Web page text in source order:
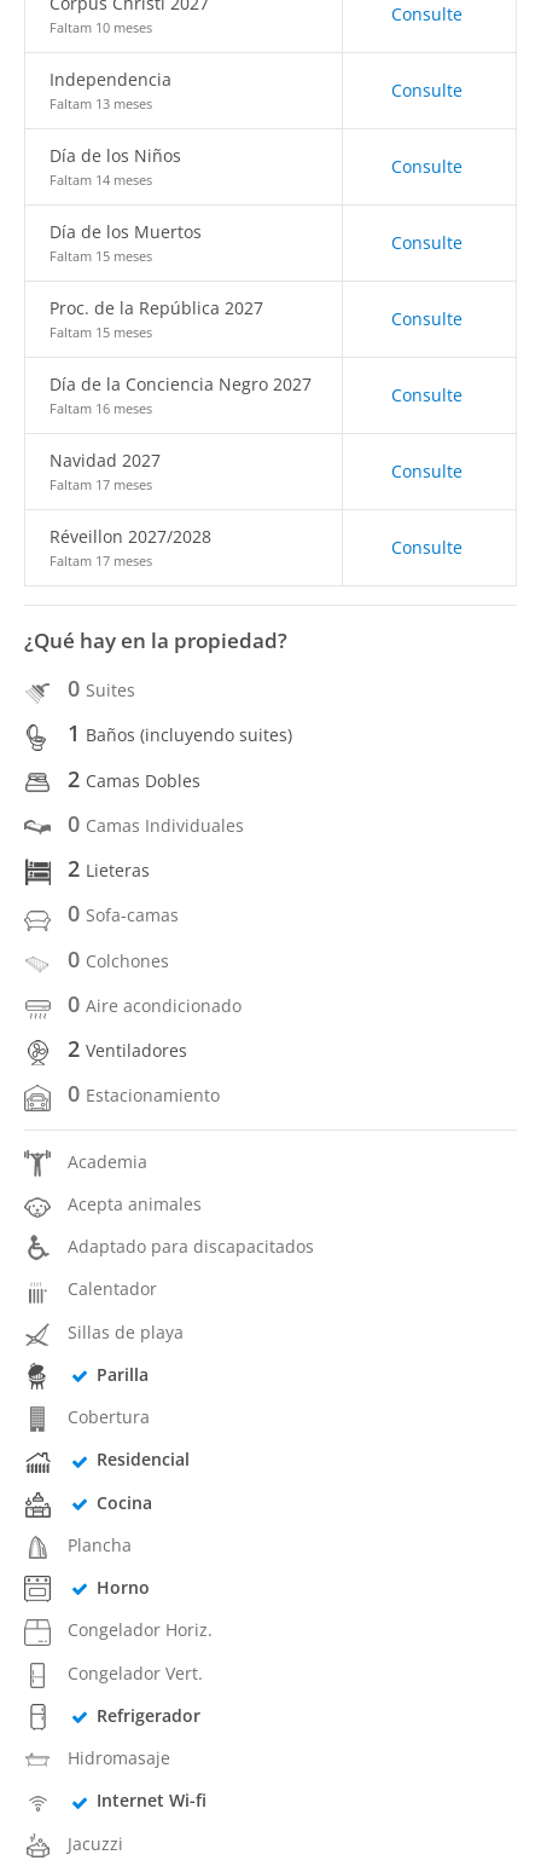
Faltam 10 meses
Consulte
Independencia
Faltam 13 meses
Consulte
Día de los Niños
Faltam 14 meses
Consulte
Día de los Muertos
Faltam 15 meses
Consulte
Proc. de la República 2027
Faltam 15 meses
Consulte
Día de la Conciencia Negro 2027
Faltam 16 meses
Consulte
Navidad 2027
Faltam 17 meses
Consulte
Réveillon 2027/2028
Faltam 17 meses
Consulte
¿Qué hay en la propiedad?
0 Suites
1 Baños (incluyendo suites)
2 Camas Dobles
0 Camas Individuales
2 Lieteras
0 Sofa-camas
0 Colchones
0 Aire acondicionado
2 Ventiladores
0 Estacionamiento
Academia
Acepta animales
Adaptado para discapacitados
Calentador
Sillas de playa
Parilla
Cobertura
Residencial
Cocina
Plancha
Horno
Congelador Horiz.
Congelador Vert.
Refrigerador
Hidromasaje
Internet Wi-fi
Jacuzzi